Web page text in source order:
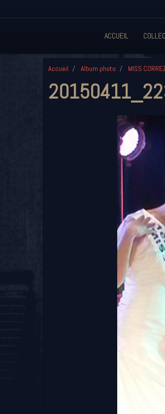
ACCUEIL
Accueil Album photo MISS